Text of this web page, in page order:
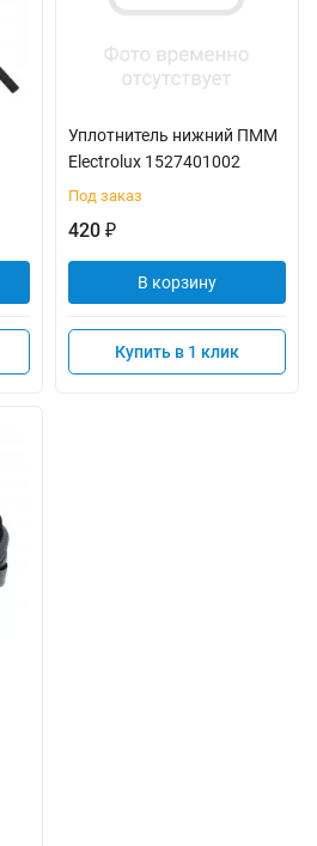
Уплотнитель нижний ПММ
Electrolux 1527401002
Под заказ
420 ₽
В корзину
Купить в 1 клик